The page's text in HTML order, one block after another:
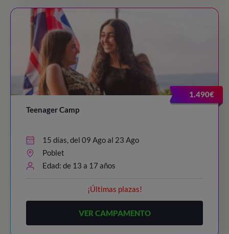
1.490€
Teenager Camp
15 días, del 09 Ago al 23 Ago
Poblet
Edad: de 13 a 17 años
¡Últimas plazas!
VER CAMPAMENTO